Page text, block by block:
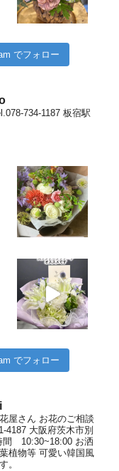
でフォロー
734-1187 板宿駅
でフォロー
屋さん お花のご相談
4187 大阪府茨木市別
間 10:30~18:00 お洒
植物等 可愛い韓国風
。